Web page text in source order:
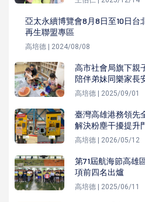
亞太永續博覽會8月8日至10日台
再生聯盟專區
高培德 | 2024/08/08
高市社會局旗下親
陪伴弟妹同樂家長
高培德 | 2025/09/01
臺灣高雄港務領先
解決粉塵干擾提升
高培德 | 2026/05/12
第71屆航海節高雄
項前四名出爐
高培德 | 2025/06/11